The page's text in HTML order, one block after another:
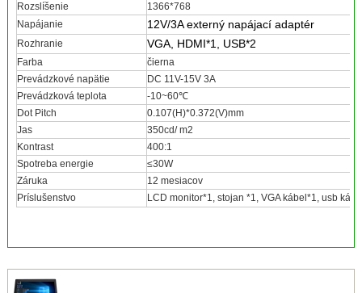
Rozslíšenie
1366*768
Napájanie
12V/3A externý napájací adaptér
Rozhranie VGA, HDMI*1, USB*2
Farba
čierna
Prevádzkové napätie
DC 11V-15V 3A
Prevádzková teplota
-10~60℃
Dot Pitch
0.107(H)*0.372(V)mm
Jas
350cd/ m2
Kontrast
400:1
Spotreba energie
≤30W
Záruka
12 mesiacov
Príslušenstvo
LCD monitor*1, stojan *1, VGA kábel*1, usb